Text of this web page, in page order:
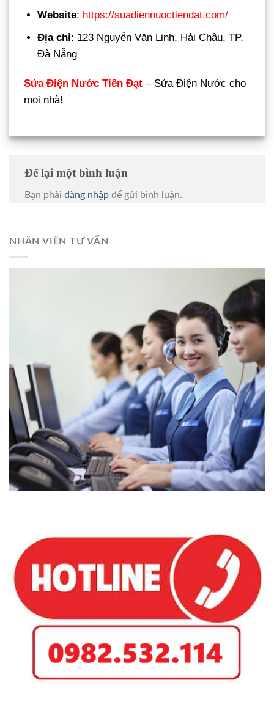
Website: https://suadiennuoctiendat.com/
Địa chỉ: 123 Nguyễn Văn Linh, Hải Châu, TP.
Đà Nẵng
Sửa Điện Nước Tiến Đạt – Sửa Điện Nước cho
mọi nhà!
Để lại một bình luận
Bạn phải đăng nhập để gửi bình luận.
NHÂN VIÊN TƯ VẤN